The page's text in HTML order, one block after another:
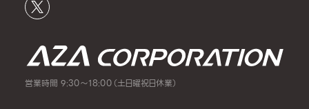
営業時間 9:30～18:00（土日曜祝日休業）